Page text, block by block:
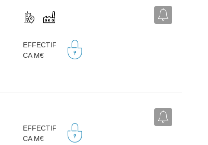
EFFECTIF
CA M€
EFFECTIF
CA M€